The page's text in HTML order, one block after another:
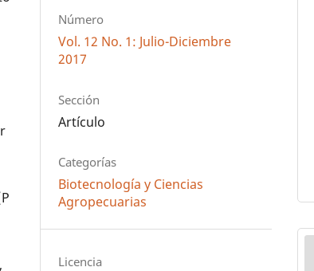
Número
Vol. 12 No. 1: Julio-Diciembre
2017
Sección
Artículo
Categorías
Biotecnología y Ciencias
Agropecuarias
Licencia